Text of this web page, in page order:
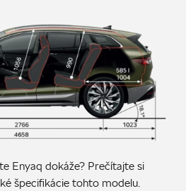
Enyaq dokáže? Prečítajte si
špecifikácie tohto modelu.